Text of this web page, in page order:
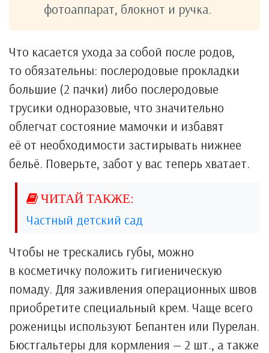
фотоаппарат, блокнот и ручка.
Что касается ухода за собой после родов,
то обязательны: послеродовые прокладки
большие (2 пачки) либо послеродовые
трусики одноразовые, что значительно
облегчат состояние мамочки и избавят
её от необходимости застирывать нижнее
бельё. Поверьте, забот у вас теперь хватает.
Частный детский сад
Чтобы не трескались губы, можно
в косметичку положить гигиеническую
помаду. Для заживления операционных швов
приобретите специальный крем. Чаще всего
роженицы используют Бепантен или Пурелан.
Бюстгальтеры для кормления — 2 шт., а также